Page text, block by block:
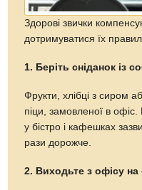
Здорові звички
дотримуватися їх
1. Беріть сніданок із
Фрукти, хлібці з сиром
піци, замовленої в
у бістро і кафешках
рази дорожче.
2. Виходьте з офісу на